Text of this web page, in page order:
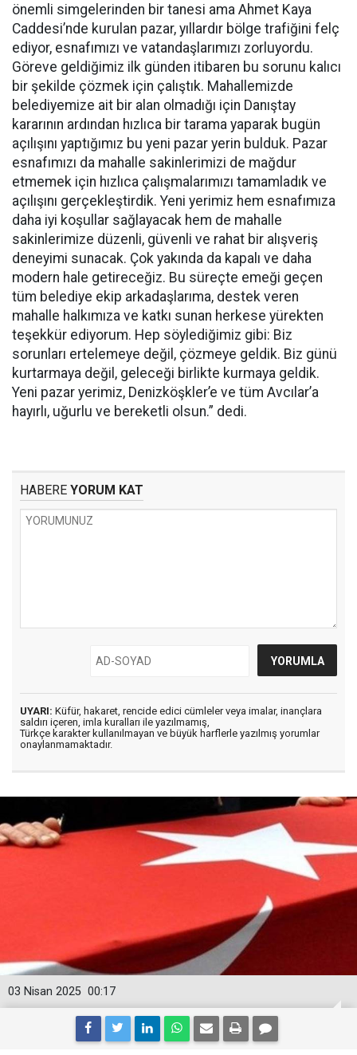
önemli simgelerinden bir tanesi ama Ahmet Kaya
Caddesi’nde kurulan pazar, yıllardır bölge trafiğini felç
ediyor, esnafımızı ve vatandaşlarımızı zorluyordu.
Göreve geldiğimiz ilk günden itibaren bu sorunu kalıcı
bir şekilde çözmek için çalıştık. Mahallemizde
belediyemize ait bir alan olmadığı için Danıştay
kararının ardından hızlıca bir tarama yaparak bugün
açılışını yaptığımız bu yeni pazar yerin bulduk. Pazar
esnafımızı da mahalle sakinlerimizi de mağdur
etmemek için hızlıca çalışmalarımızı tamamladık ve
açılışını gerçekleştirdik. Yeni yerimiz hem esnafımıza
daha iyi koşullar sağlayacak hem de mahalle
sakinlerimize düzenli, güvenli ve rahat bir alışveriş
deneyimi sunacak. Çok yakında da kapalı ve daha
modern hale getireceğiz. Bu süreçte emeği geçen
tüm belediye ekip arkadaşlarıma, destek veren
mahalle halkımıza ve katkı sunan herkese yürekten
teşekkür ediyorum. Hep söylediğimiz gibi: Biz
sorunları ertelemeye değil, çözmeye geldik. Biz günü
kurtarmaya değil, geleceği birlikte kurmaya geldik.
Yeni pazar yerimiz, Denizköşkler’e ve tüm Avcılar’a
hayırlı, uğurlu ve bereketli olsun.” dedi.
HABERE YORUM KAT
UYARI: Küfür, hakaret, rencide edici cümleler veya imalar, inançlara
saldırı içeren, imla kuralları ile yazılmamış,
Türkçe karakter kullanılmayan ve büyük harflerle yazılmış yorumlar
onaylanmamaktadır.
00:17
03 Nisan 2025